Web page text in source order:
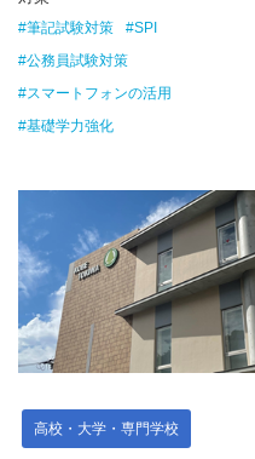
#筆記試験対策
#SPI
#公務員試験対策
#スマートフォンの活用
#基礎学力強化
高校・大学・専門学校